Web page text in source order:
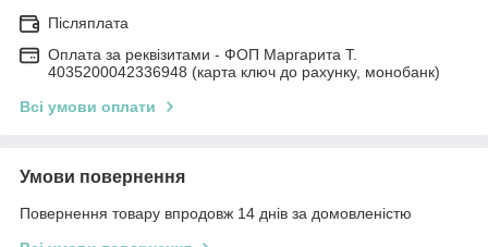
Післяплата
Оплата за реквізитами - ФОП Маргарита Т.
4035200042336948 (карта ключ до рахунку, монобанк)
Всі умови оплати
Умови повернення
Повернення товару впродовж 14 днів за домовленістю